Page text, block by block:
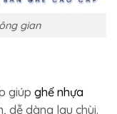
gian
giúp ghế nhựa
dễ dàng lau chùi.